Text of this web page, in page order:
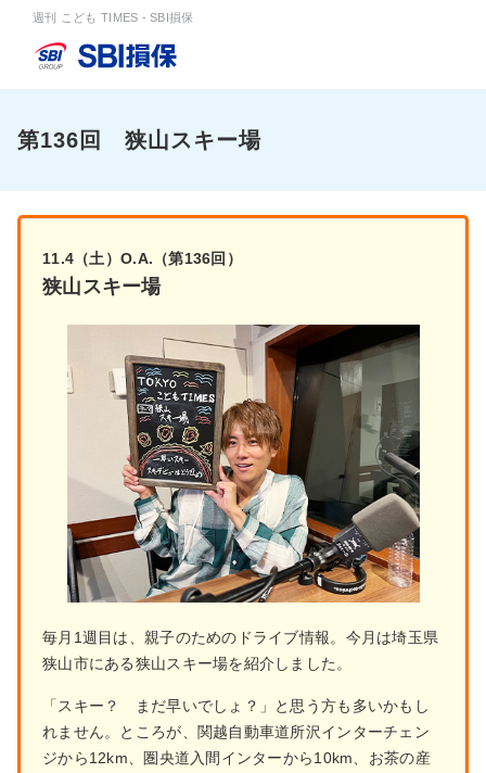
週刊 こども TIMES - SBI損保
第136回 狭山スキー場
11.4（土）O.A.（第136回）
狭山スキー場
毎月1週目は、親子のためのドライブ情報。今月は埼玉県
狭山市にある狭山スキー場を紹介しました。
「スキー？ まだ早いでしょ？」と思う方も多いかもし
れません。ところが、関越自動車道所沢インターチェン
ジから12km、圏央道入間インターから10km、お茶の産